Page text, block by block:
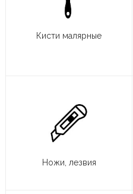
Кисти малярные
Ножи, лезвия